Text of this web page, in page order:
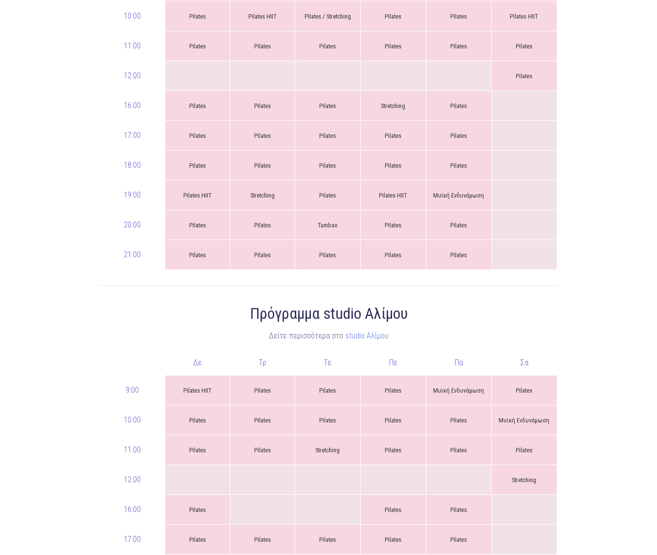
10:00 Pilates Pilates HIIT Pilates / Stretching Pilates Pilates Pilates HIIT
11:00 Pilates Pilates Pilates Pilates Pilates Pilates
12:00 Pilates
16:00 Pilates Pilates Pilates Stretching Pilates
17:00 Pilates Pilates Pilates Pilates Pilates
18:00 Pilates Pilates Pilates Pilates Pilates
19:00 Pilates HIIT Stretching Pilates Pilates HIIT Μυϊκή Ενδυνάμωση
20:00 Pilates Pilates Tumbao Pilates Pilates
21:00 Pilates Pilates Pilates Pilates Pilates
Πρόγραμμα studio Αλίμου
Δείτε περισσότερα στο studio Αλίμου
Δε Τρ Τε Πε Πα Σα
9:00 Pilates HIIT Pilates Pilates Pilates Μυϊκή Ενδυνάμωση Pilates
10:00 Pilates Pilates Pilates Pilates Pilates Μυϊκή Ενδυνάμωση
11:00 Pilates Pilates Stretching Pilates Pilates Pilates
12:00 Stretching
16:00 Pilates Pilates Pilates
17:00 Pilates Pilates Pilates Pilates Pilates